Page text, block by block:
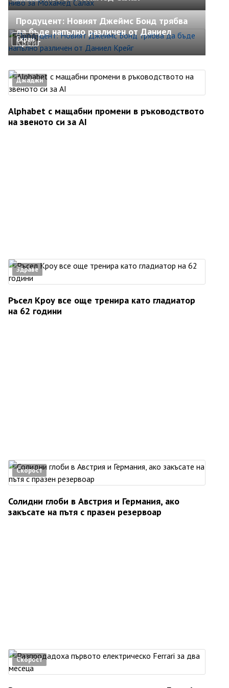
Екран
Продуцент: Новият Джеймс Бонд трябва
да бъде напълно различен от Даниел
Крейг
Джаджи
Alphabet с мащабни промени в ръководството
на звеното си за AI
Здраве
Ръсел Кроу все още тренира като гладиатор
на 62 години
Скорост
Солидни глоби в Австрия и Германия, ако
закъсате на пътя с празен резервоар
Скорост